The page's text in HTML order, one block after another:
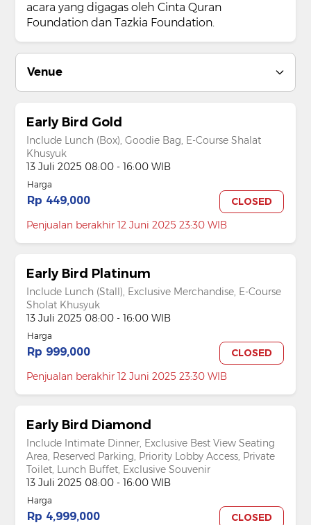
acara yang digagas oleh Cinta Quran
Foundation dan Tazkia Foundation.
Venue
Early Bird Gold
Include Lunch (Box), Goodie Bag, E-Course Shalat
Khusyuk
13 Juli 2025 08:00 - 16:00 WIB
Harga
Rp 449,000
CLOSED
Penjualan berakhir 12 Juni 2025 23:30 WIB
Early Bird Platinum
Include Lunch (Stall), Exclusive Merchandise, E-Course
Sholat Khusyuk
13 Juli 2025 08:00 - 16:00 WIB
Harga
Rp 999,000
CLOSED
Penjualan berakhir 12 Juni 2025 23:30 WIB
Early Bird Diamond
Include Intimate Dinner, Exclusive Best View Seating
Area, Reserved Parking, Priority Lobby Access, Private
Toilet, Lunch Buffet, Exclusive Souvenir
13 Juli 2025 08:00 - 16:00 WIB
Harga
Rp 4,999,000
CLOSED